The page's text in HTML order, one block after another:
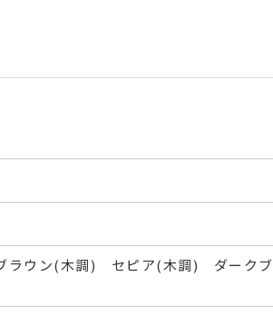
ラウン(木調) セピア(木調) ダークブ